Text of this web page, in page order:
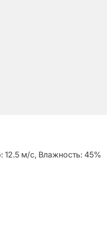
12.5 м/с, Влажность: 45%